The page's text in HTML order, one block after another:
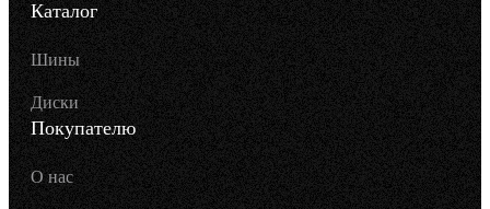
Каталог
Шины
Диски
Покупателю
О нас